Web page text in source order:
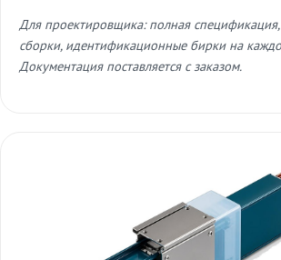
Для проектировщика: полная спецификация,
сборки, идентификационные бирки на
Документация поставляется с заказом.